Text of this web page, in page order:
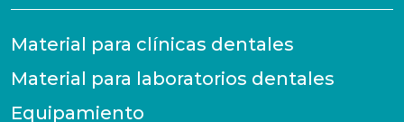
Material para clínicas dentales
Material para laboratorios dentales
Equipamiento